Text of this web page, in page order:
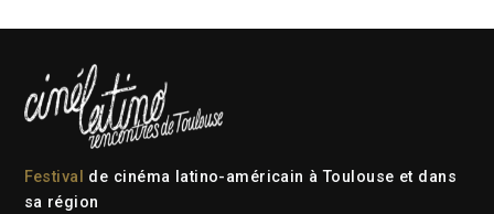
Festival
de cinéma latino-américain à Toulouse et dans
sa région